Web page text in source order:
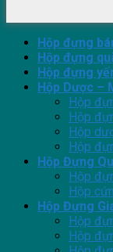
Hộp đựng
Hộp đựng
Hộp đựng
Hộp Dược –
Hộp
Hộp
Hộp
Hộp
Hộp Đựng
Hộp
Hộp
Hộp Đựng
Hộp
Hộp